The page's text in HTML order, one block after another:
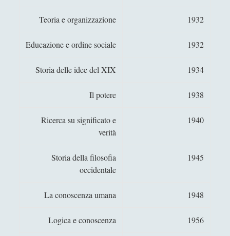
Il volto radioso dell'ipocrisia Quattro
Intenzione e convenzione negli atti linguistici
Internismo della giustificazione e della
Introduzione schematica all'Epistemologia
analitica
della luce
Teoria e organizzazione 1932
Educazione e ordine sociale 1932
Storia delle idee del XIX 1934
Il potere 1938
Ricerca su significato e
verità
1940
Storia della filosofia
occidentale
1945
La conoscenza umana 1948
Logica e conoscenza 1956